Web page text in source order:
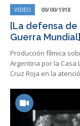
VIDEO 00/00/1918
[La defensa de
Guerra Mundial]
Producción fílmica
Argentina por la Casa
Cruz Roja en la